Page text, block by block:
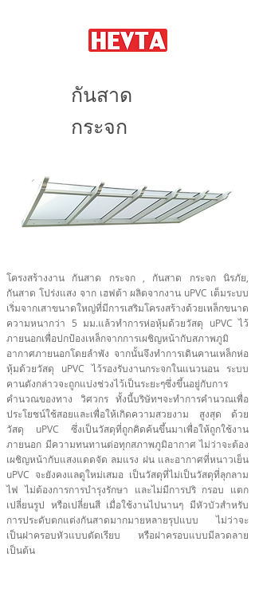
กันสาด
กระจก
โครงสร้างงาน กันสาด กระจก , กันสาด กระจก นิรภัย,
กันสาด โปร่งแสง จาก เฮฟต้า ผลิตจากงาน uPVC เต็มระบบ
เริ่มจากเสาขนาดใหญ่ที่มีการเสริมโครงสร้างด้วยเหล็กขนาด
ความหนากว่า 5 มม.แล้วทำการห่อหุ้มด้วยวัสดุ uPVC ไว้
ภายนอกเพื่อปกป้องเหล็กจากการเผชิญหน้ากับสภาพภูมิ
อากาศภายนอกโดยลำพัง จากนั้นจึงทำการเดินคานเหล็กห่อ
หุ้มด้วยวัสดุ uPVC ไว้รองรับงานกระจกในแนวนอน ระบบ
คานดังกล่าวจะถูกแบ่งช่วงไว้เป็นระยะๆซึ่งขึ้นอยู่กับการ
คำนวณของทาง วิศวกร ทั้งนี้บริษัทฯจะทำการคำนวณเพื่อ
ประโยชน์ใช้สอยและเพื่อให้เกิดความสวยงาม สูงสุด ด้วย
วัสดุ uPVC ซึ่งเป็นวัสดุที่ถูกคิดค้นขึ้นมาเพื่อให้ถูกใช้งาน
ภายนอก มีความทนทานต่อทุกสภาพภูมิอากาศ ไม่ว่าจะต้อง
เผชิญหน้ากับแสงแดดจัด ลมแรง ฝน และอากาศที่หนาวเย็น
uPVC จะยังคงแลดูใหม่เสมอ เป็นวัสดุที่ไม่เป็นวัสดุที่ลุกลาม
ไฟ ไม่ต้องการการบำรุงรักษา และไม่มีการปริ กรอบ แตก
เปลี่ยนรูป หรือเปลี่ยนสี เมื่อใช้งานไปนานๆ มีหัวบัวสำหรับ
การประดับตกแต่งกันสาดมากมายหลายรุปแบบ ไม่ว่าจะ
เป็นฝาครอบหัวแบบตัดเรียบ หรือฝาครอบแบบมีลวดลาย
เป็นต้น